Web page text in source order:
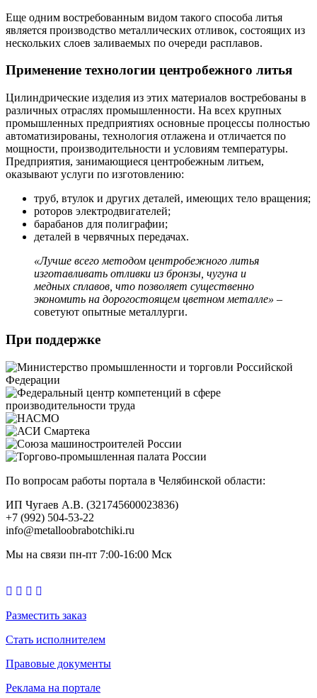
Еще одним востребованным видом такого способа литья
является производство металлических отливок, состоящих из
нескольких слоев заливаемых по очереди расплавов.
Применение технологии центробежного литья
Цилиндрические изделия из этих материалов востребованы в
различных отраслях промышленности. На всех крупных
промышленных предприятиях основные процессы полностью
автоматизированы, технология отлажена и отличается по
мощности, производительности и условиям температуры.
Предприятия, занимающиеся центробежным литьем,
оказывают услуги по изготовлению:
труб, втулок и других деталей, имеющих тело вращения;
роторов электродвигателей;
барабанов для полиграфии;
деталей в червячных передачах.
«Лучше всего методом центробежного литья
изготавливать отливки из бронзы, чугуна и
медных сплавов, что позволяет существенно
экономить на дорогостоящем цветном металле» –
советуют опытные металлурги.
При поддержке
По вопросам работы портала в Челябинской области:
ИП Чугаев А.В. (321745600023836)
+7 (992) 504-53-22
info@metalloobrabotchiki.ru
Мы на связи пн-пт 7:00-16:00 Мск
Разместить заказ
Стать исполнителем
Правовые документы
Реклама на портале